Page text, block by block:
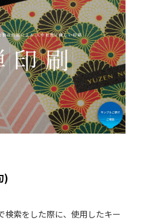
)
索をした際に、使用したキー